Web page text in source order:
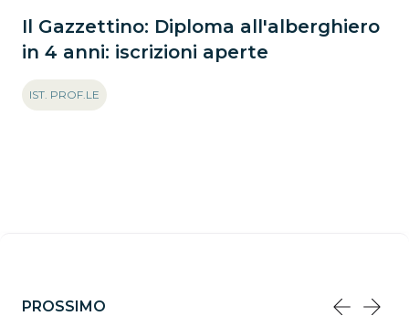
Il Gazzettino: Diploma all'alberghiero
in 4 anni: iscrizioni aperte
IST. PROF.LE
PROSSIMO